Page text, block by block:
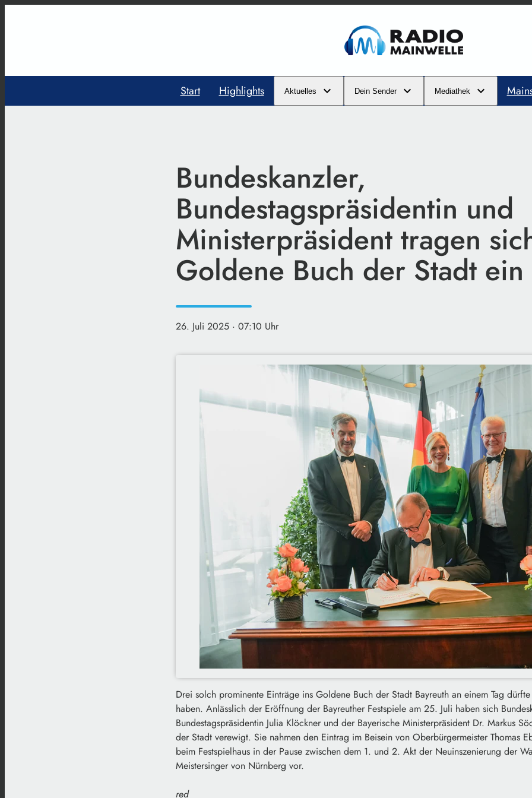
Start Highlights Aktuelles Dein Sender Mediathek
Bundeskanzler,
Bundestagspräsidentin und
Ministerpräsident tragen
Goldene Buch der Stadt ein
26. Juli 2025 · 07:10 Uhr
Drei solch prominente Einträge ins Goldene Buch der Stadt Bayreuth an einem Tag
haben. Anlässlich der Eröffnung der Bayreuther Festspiele am 25. Juli haben sich
Bundestagspräsidentin Julia Klöckner und der Bayerische Ministerpräsident Dr. Markus
der Stadt verewigt. Sie nahmen den Eintrag im Beisein von Oberbürgermeister Thomas
beim Festspielhaus in der Pause zwischen dem 1. und 2. Akt der Neuinszenierung der
Meistersinger von Nürnberg vor.
red